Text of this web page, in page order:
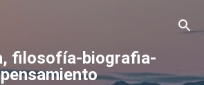
filosofía-biografia-
pensamiento